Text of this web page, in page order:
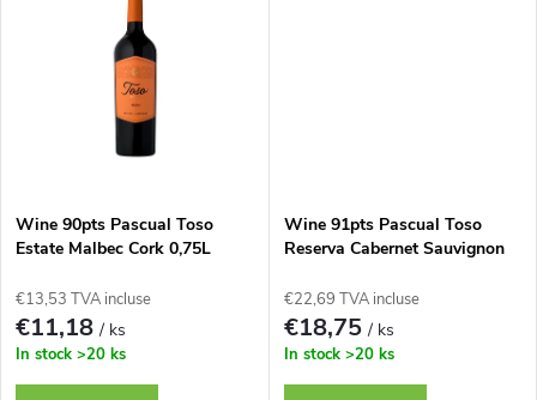
t
s
Wine 90pts Pascual Toso
Estate Malbec Cork 0,75L
€13,53 TVA incluse
€11,18/ ks
In stock >20 ks
Wine 91pts Pascual Toso
Reserva Cabernet Sauvignon
€22,69 TVA incluse
€18,75/ ks
In stock >20 ks